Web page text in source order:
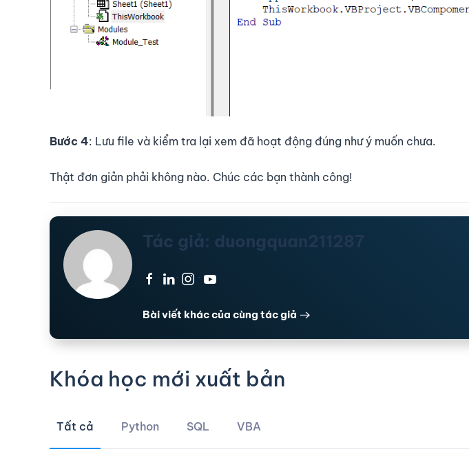
Bước 4: Lưu file và kiểm tra lại xem đã hoạt động đúng như ý muốn chưa.
Thật đơn giản phải không nào. Chúc các bạn thành công!
Tác giả: duongquan211287
· · ·
Bài viết khác của cùng tác giả
Khóa học mới xuất bản
Tất cả Python SQL VBA